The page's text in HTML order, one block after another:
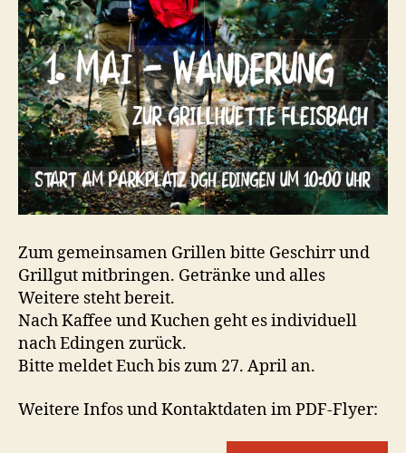
Zum gemeinsamen Grillen bitte Geschirr und
Grillgut mitbringen. Getränke und alles
Weitere steht bereit.
Nach Kaffee und Kuchen geht es individuell
nach Edingen zurück.
Bitte meldet Euch bis zum 27. April an.
Weitere Infos und Kontaktdaten im PDF-Flyer: